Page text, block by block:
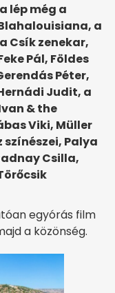
lép még a
a
Csík zenekar,
Pál, Földes
Péter,
Judit, a
& the
Viki, Müller
színészei, Palya
Csilla,
egyórás film
a közönség.